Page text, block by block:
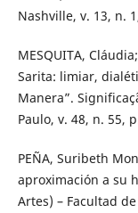
Nashville, v. 13, n.
MESQUITA,
Sarita: limiar,
Manera”.
Paulo, v. 48, n. 55,
PEÑA, Suribeth
aproximación a su
Artes) – Facultad